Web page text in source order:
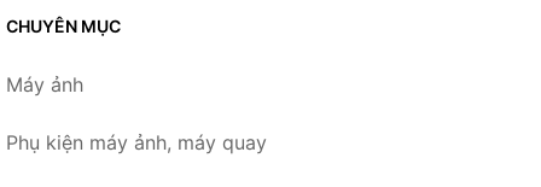
CHUYÊN MỤC
Máy ảnh
Phụ kiện máy ảnh, máy quay